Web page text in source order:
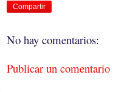
Compartir
No hay comentarios:
Publicar un comentario